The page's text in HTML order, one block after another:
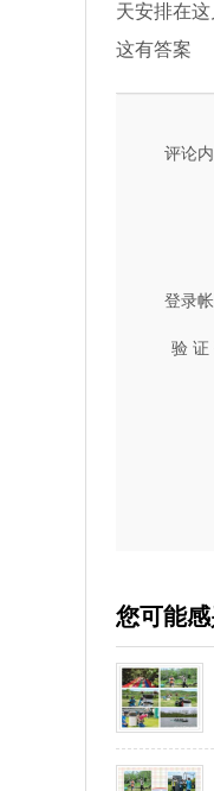
天安排在
这有答案
评论内
登录帐
验 证
您可能